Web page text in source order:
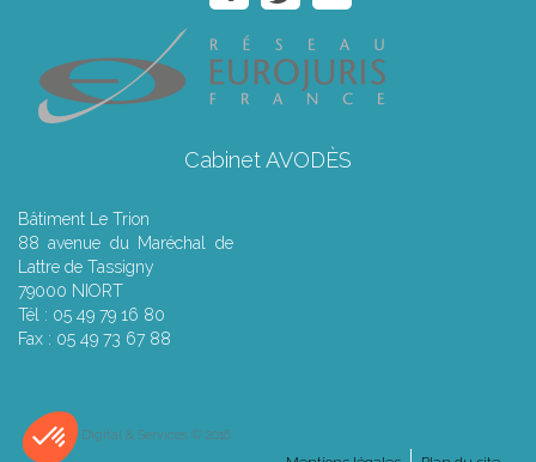
Cabinet AVODÈS
Bâtiment Le Trion
88 avenue du Maréchal de
Lattre de Tassigny
79000 NIORT
Tél : 05 49 79 16 80
Fax : 05 49 73 67 88
Septeo Digital & Services © 2016